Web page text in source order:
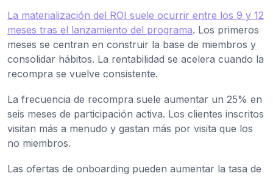
La materialización del ROI suele ocurrir entre los 9 y 12
meses tras el lanzamiento del programa. Los primeros
meses se centran en construir la base de miembros y
consolidar hábitos. La rentabilidad se acelera cuando la
recompra se vuelve consistente.
La frecuencia de recompra suele aumentar un 25% en
seis meses de participación activa. Los clientes inscritos
visitan más a menudo y gastan más por visita que los
no miembros.
Las ofertas de onboarding pueden aumentar la tasa de